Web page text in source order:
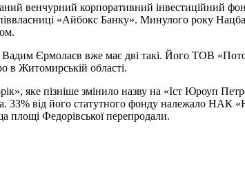
венчурний корпоративний інвестиційний
«Айбокс Банку». Минулого року
Єрмолаєв вже має дві такі. Його ТОВ
в Житомирській області.
яке пізніше змінило назву на «Іст Юроуп
33% від його статутного фонду належало НАК
площі Федорівської перепродали.